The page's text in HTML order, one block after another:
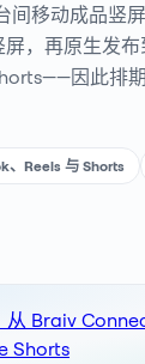
间移动成品竖
，再原生发
因此排
、Reels 与 Shorts